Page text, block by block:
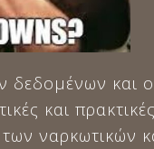
και
και
ναρκωτικών